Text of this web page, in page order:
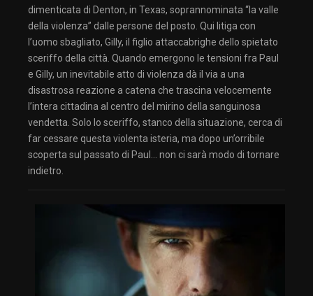
dimenticata di Denton, in Texas, soprannominata “la valle
della violenza” dalle persone del posto. Qui litiga con
l’uomo sbagliato, Gilly, il figlio attaccabrighe dello spietato
sceriffo della città. Quando emergono le tensioni fra Paul
e Gilly, un inevitabile atto di violenza dà il via a una
disastrosa reazione a catena che trascina velocemente
l’intera cittadina al centro del mirino della sanguinosa
vendetta. Solo lo sceriffo, stanco della situazione, cerca di
far cessare questa violenta isteria, ma dopo un’orribile
scoperta sul passato di Paul… non ci sarà modo di tornare
indietro.